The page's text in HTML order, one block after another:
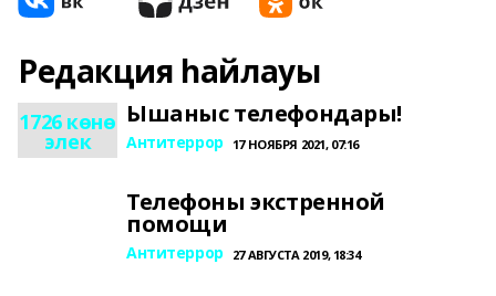
Редакция һайлауы
1726 көнө
элек
Ышаныс телефондары!
Антитеррор 17 НОЯБРЯ 2021, 07:16
Телефоны экстренной
помощи
Антитеррор 27 АВГУСТА 2019, 18:34